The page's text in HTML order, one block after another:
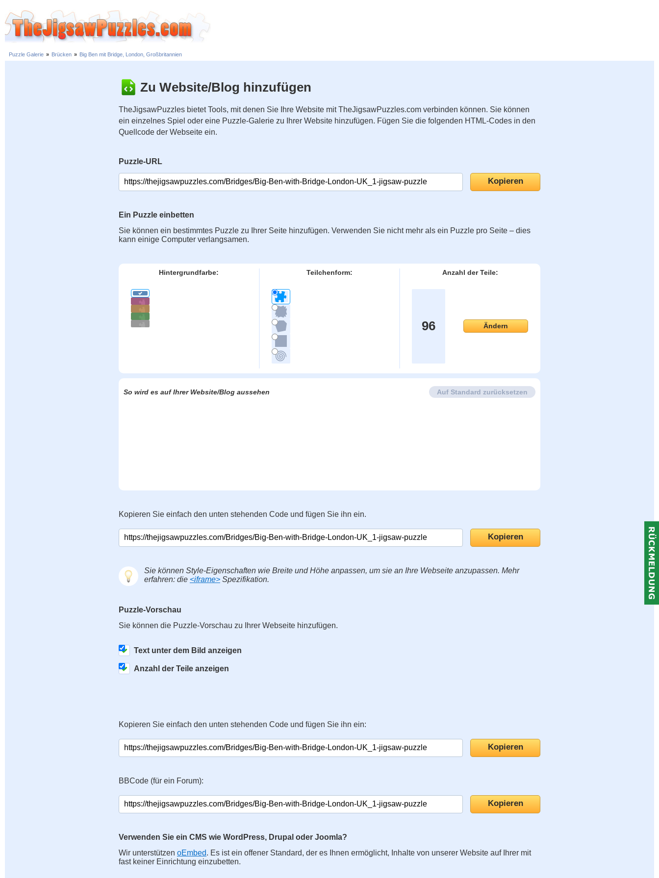
Puzzle Galerie » Brücken » Big Ben mit Bridge, London, Großbritannien
Zu Website/Blog hinzufügen
TheJigsawPuzzles bietet Tools, mit denen Sie Ihre Website mit TheJigsawPuzzles.com verbinden können. Sie können
ein einzelnes Spiel oder eine Puzzle-Galerie zu Ihrer Website hinzufügen. Fügen Sie die folgenden HTML-Codes in den
Quellcode der Webseite ein.
Puzzle-URL
Ein Puzzle einbetten
Sie können ein bestimmtes Puzzle zu Ihrer Seite hinzufügen. Verwenden Sie nicht mehr als ein Puzzle pro Seite – dies
kann einige Computer verlangsamen.
Hintergrundfarbe: Teilchenform: Anzahl der Teile:
96 Ändern
So wird es auf Ihrer Website/Blog aussehen Auf Standard zurücksetzen
Kopieren Sie einfach den unten stehenden Code und fügen Sie ihn ein.
Sie können Style-Eigenschaften wie Breite und Höhe anpassen, um sie an Ihre Webseite anzupassen. Mehr
erfahren: die <iframe> Spezifikation.
Puzzle-Vorschau
Sie können die Puzzle-Vorschau zu Ihrer Webseite hinzufügen.
Text unter dem Bild anzeigen
Anzahl der Teile anzeigen
Kopieren Sie einfach den unten stehenden Code und fügen Sie ihn ein:
BBCode (für ein Forum):
Verwenden Sie ein CMS wie WordPress, Drupal oder Joomla?
Wir unterstützen oEmbed. Es ist ein offener Standard, der es Ihnen ermöglicht, Inhalte von unserer Website auf Ihrer mit
fast keiner Einrichtung einzubetten.